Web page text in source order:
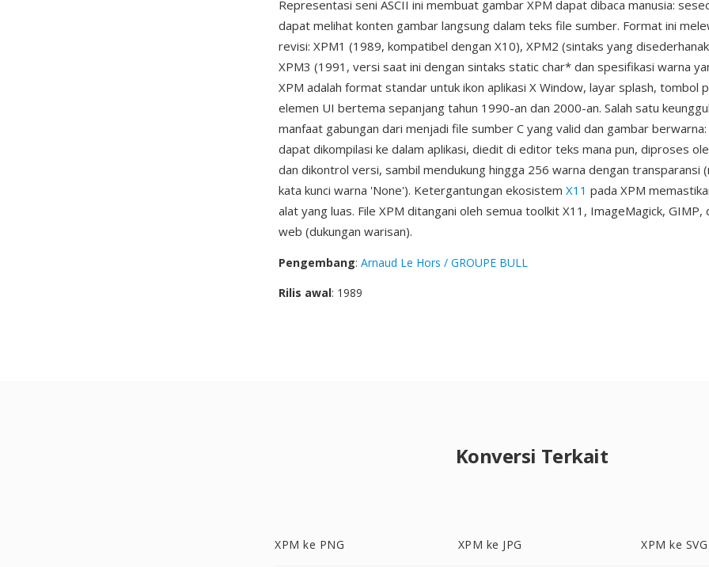
Representasi seni ASCII ini membuat gambar XPM dapat dibaca manusia:
dapat melihat konten gambar langsung dalam teks file sumber. Format ini
revisi: XPM1 (1989, kompatibel dengan X10), XPM2 (sintaks yang
XPM3 (1991, versi saat ini dengan sintaks static char* dan spesifikasi warna
XPM adalah format standar untuk ikon aplikasi X Window, layar splash, tombol
elemen UI bertema sepanjang tahun 1990-an dan 2000-an. Salah satu
manfaat gabungan dari menjadi file sumber C yang valid dan gambar
dapat dikompilasi ke dalam aplikasi, diedit di editor teks mana pun, diproses
dan dikontrol versi, sambil mendukung hingga 256 warna dengan transparansi
kata kunci warna 'None'). Ketergantungan ekosistem X11 pada XPM
alat yang luas. File XPM ditangani oleh semua toolkit X11, ImageMagick,
web (dukungan warisan).
Pengembang: Arnaud Le Hors / GROUPE BULL
Rilis awal: 1989
Konversi Terkait
XPM ke PNG XPM ke JPG XPM ke SVG